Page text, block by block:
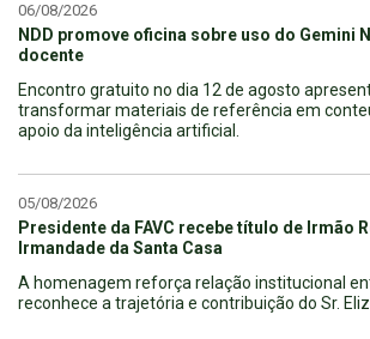
06/08/2026
NDD promove oficina sobre uso do Gemini
docente
Encontro gratuito no dia 12 de agosto
transformar materiais de referência em
apoio da inteligência artificial.
05/08/2026
Presidente da FAVC recebe título de Irmão
Irmandade da Santa Casa
A homenagem reforça relação institucional
reconhece a trajetória e contribuição do Sr.